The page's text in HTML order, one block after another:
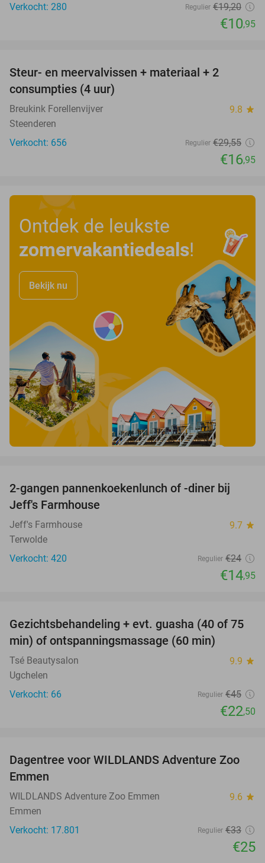
Verkocht: 280 Regulier €19,20
€10,95
Steur- en meervalvissen + materiaal + 2
consumpties (4 uur)
Breukink Forellenvijver 9.8 star
Steenderen
Verkocht: 656
Regulier €29,55
€16,95
Ontdek de leukste
zomervakantiedeals!
Bekijk nu
38%
2-gangen pannenkoekenlunch of -diner bij
Jeff's Farmhouse
Jeff's Farmhouse 9.7 star
Terwolde
Verkocht: 420
Regulier €24
€14,95
50%
OUT
Gezichtsbehandeling + evt. guasha (40 of 75
min) of ontspanningsmassage (60 min)
Tsé Beautysalon 9.9 star
Ugchelen
Verkocht: 66
Regulier €45
€22,50
24%
Dagentree voor WILDLANDS Adventure Zoo
Emmen
WILDLANDS Adventure Zoo Emmen 9.6 star
Emmen
Verkocht: 17.801
Regulier €33
€25